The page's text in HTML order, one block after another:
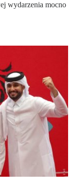
wydarzenia mocno